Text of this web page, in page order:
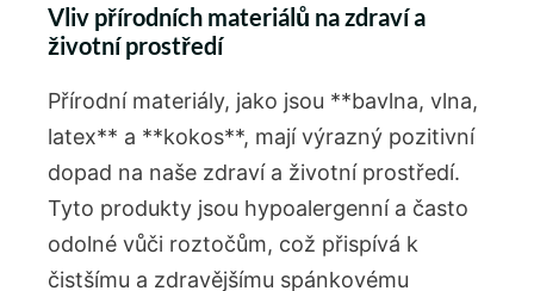
Vliv přírodních materiálů na zdraví a
životní prostředí
Přírodní materiály, jako‌ jsou **bavlna, vlna,
latex** a ​**kokos**, mají výrazný pozitivní
dopad na naše zdraví a životní prostředí.
Tyto produkty jsou⁤ hypoalergenní a často
odolné vůči roztočům, což přispívá k
čistšímu a zdravějšímu spánkovému